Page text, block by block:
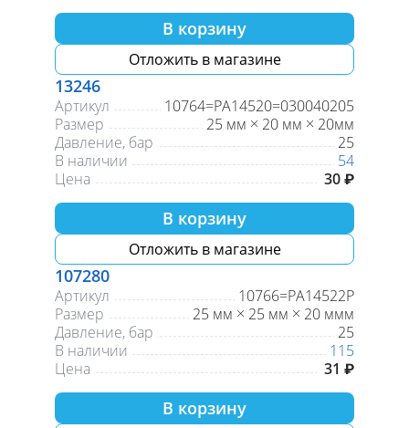
В корзину
Отложить в магазине
13246
Артикул
10764=РА14520=030040205
Размер
25 мм × 20 мм × 20мм
Давление, бар
25
В наличии
54
Цена
30 ₽
В корзину
Отложить в магазине
107280
Артикул
10766=PA14522P
Размер
25 мм × 25 мм × 20 ммм
Давление, бар
25
В наличии
115
Цена
31 ₽
В корзину